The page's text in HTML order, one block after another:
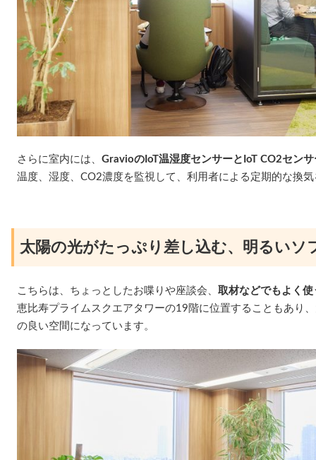
さらに室内には、 GravioのIoT温湿度センサーとIoT CO2セン
温度、湿度、CO2濃度を監視して、利用者による定期的な換
太陽の光がたっぷり差し込む、明るいソ
こちらは、ちょっとしたお喋りや座談会、 取材などでもよく
恵比寿プライムスクエアタワーの19階に位置することもあり
の良い空間になっています。